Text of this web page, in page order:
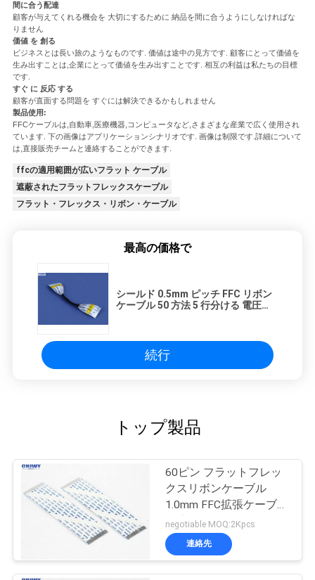
COMPANY
NEWS
地
図
PRIVACY
POLICY
間に合う配達
顧客が与えてくれる機会を 大切にするために 納品を間に合うようにしなければな
りません
価値 を 創る
ビジネスとは長い旅のようなものです. 価値は途中の見方です. 顧客にとって価値を
生み出すことは,企業にとって価値を生み出すことです. 相互の利益は私たちの目標
です.
すぐ に 反応 する
顧客が直面する問題を すぐには解決できるかもしれません
製品使用:
FFCケーブルは,自動車,医療機器,コンピュータなど,さまざまな産業で広く使用され
ています. 下の画像はアプリケーションシナリオです. 画像は制限です.詳細について
は,直接販売チームと連絡することができます.
ffcの適用範囲が広いフラット ケーブル
遮蔽されたフラットフレックスケーブル
フラット・フレックス・リボン・ケーブル
最高の価格で
シールド 0.5mm ピッチ FFC リボン
ケーブル 50 方法 5 行分ける 電圧
続行
トップ製品
60ピン フラットフレッ
クスリボンケーブル
1.0mm FFC拡張ケーブル
電流評価 0.5AMP
negotiable MOQ:2Kpcs
連絡先